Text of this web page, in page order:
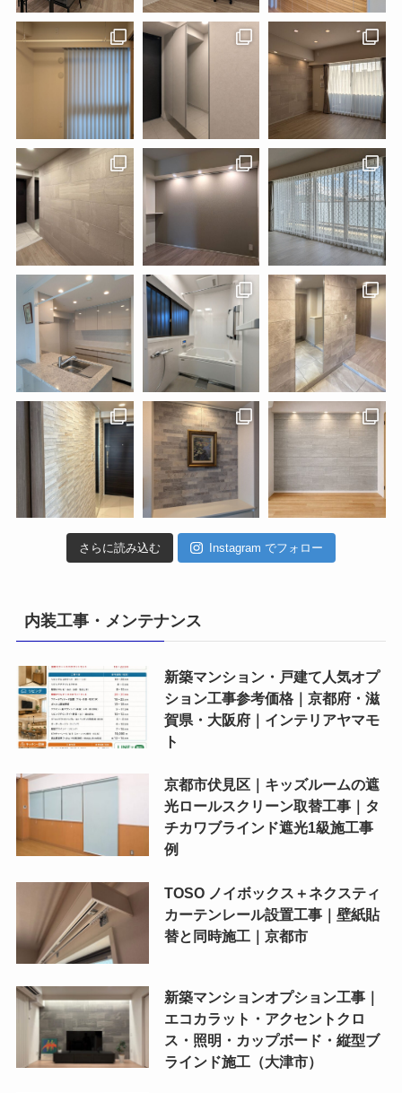
さらに読み込む Instagram でフォロー
内装工事・メンテナンス
新築マンション・戸建て人気オプ
ション工事参考価格｜京都府・滋
賀県・大阪府｜インテリアヤマモ
ト
京都市伏見区｜キッズルームの遮
光ロールスクリーン取替工事｜タ
チカワブラインド遮光1級施工事
例
TOSO ノイボックス＋ネクスティ
カーテンレール設置工事｜壁紙貼
替と同時施工｜京都市
新築マンションオプション工事｜
エコカラット・アクセントクロ
ス・照明・カップボード・縦型ブ
ラインド施工（大津市）